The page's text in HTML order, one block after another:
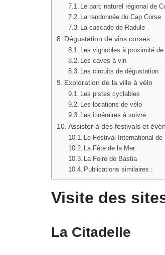
Le parc naturel régional de
La randonnée du Cap Corse
La cascade de Radule
Dégustation de vins corses
Les vignobles à proximité
Les caves à vin
Les circuits de dégustation
Exploration de la ville à vélo
Les pistes cyclables
Les locations de vélo
Les itinéraires à suivre
Assister à des festivals et
Le Festival International
La Fête de la Mer
La Foire de Bastia
Publications similaires :
Visite des
La Citadelle